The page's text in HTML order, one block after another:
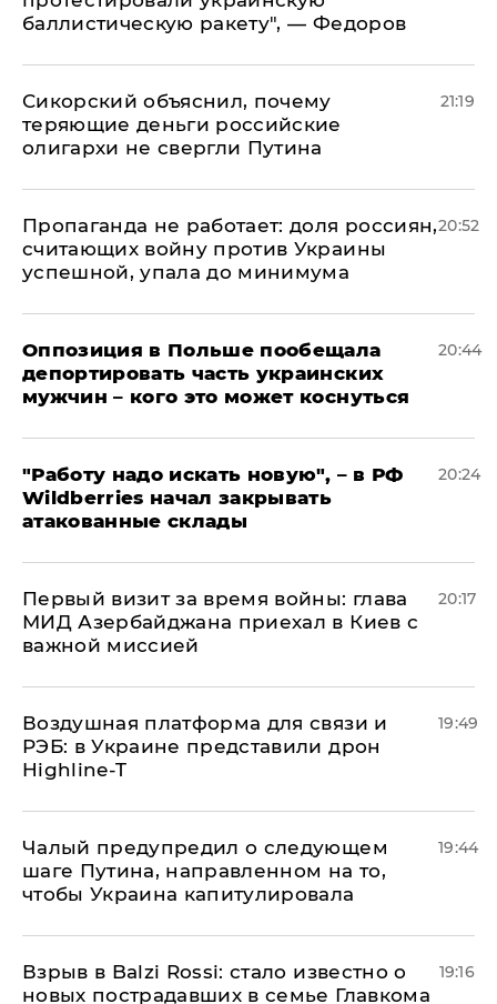
баллистическую ракету", — Федоров
Сикорский объяснил, почему
теряющие деньги российские
олигархи не свергли Путина
21:19
​Пропаганда не работает: доля россиян,
считающих войну против Украины
успешной, упала до минимума
20:52
Оппозиция в Польше пообещала
депортировать часть украинских
мужчин – кого это может коснуться
20:44
"Работу надо искать новую", – в РФ
Wildberries начал закрывать
атакованные склады
20:24
Первый визит за время войны: глава
МИД Азербайджана приехал в Киев с
важной миссией
20:17
Воздушная платформа для связи и
РЭБ: в Украине представили дрон
Highline-T
19:49
Чалый предупредил о следующем
шаге Путина, направленном на то,
чтобы Украина капитулировала
19:44
Взрыв в Balzi Rossi: стало известно о
новых пострадавших в семье Главкома
19:16